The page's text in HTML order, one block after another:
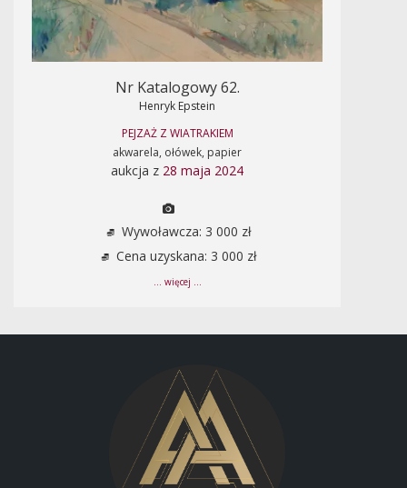
Nr Katalogowy 62.
Henryk Epstein
PEJZAŻ Z WIATRAKIEM
akwarela, ołówek, papier
aukcja z 28 maja 2024
Wywoławcza: 3 000 zł
Cena uzyskana: 3 000 zł
... więcej ...